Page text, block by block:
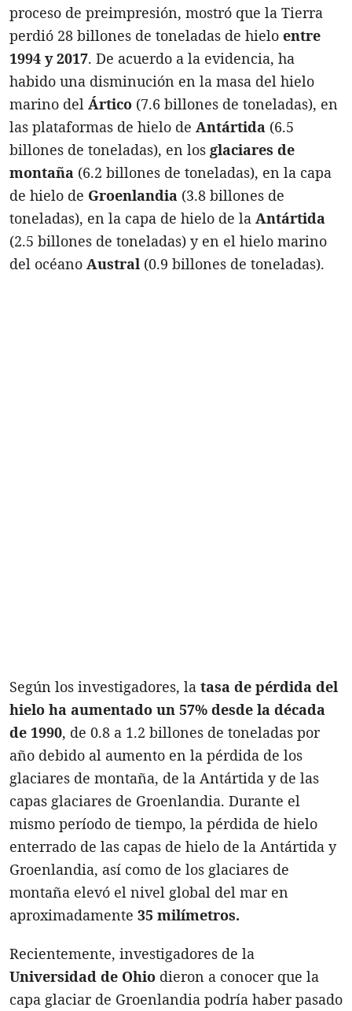
proceso de preimpresión, mostró que la Tierra
perdió 28 billones de toneladas de hielo entre
1994 y 2017. De acuerdo a la evidencia, ha
habido una disminución en la masa del hielo
marino del Ártico (7.6 billones de toneladas), en
las plataformas de hielo de Antártida (6.5
billones de toneladas), en los glaciares de
montaña (6.2 billones de toneladas), en la capa
de hielo de Groenlandia (3.8 billones de
toneladas), en la capa de hielo de la Antártida
(2.5 billones de toneladas) y en el hielo marino
del océano Austral (0.9 billones de toneladas).
Según los investigadores, la tasa de pérdida del
hielo ha aumentado un 57% desde la década
de 1990, de 0.8 a 1.2 billones de toneladas por
año debido al aumento en la pérdida de los
glaciares de montaña, de la Antártida y de las
capas glaciares de Groenlandia. Durante el
mismo período de tiempo, la pérdida de hielo
enterrado de las capas de hielo de la Antártida y
Groenlandia, así como de los glaciares de
montaña elevó el nivel global del mar en
aproximadamente 35 milímetros.
Recientemente, investigadores de la
Universidad de Ohio dieron a conocer que la
capa glaciar de Groenlandia podría haber pasado